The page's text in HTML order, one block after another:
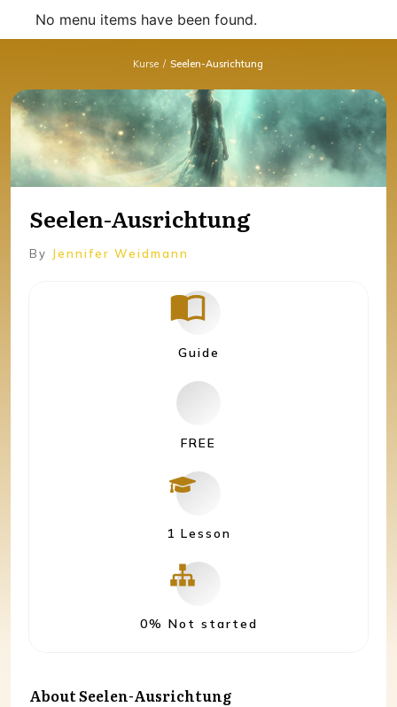
No menu items have been found.
Kurse / Seelen-Ausrichtung
Seelen-Ausrichtung
By Jennifer Weidmann
Guide
FREE
1 Lesson
0% Not started
AboutSeelen-Ausrichtung